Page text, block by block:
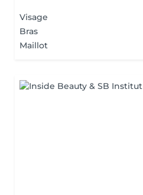
Visage
Bras
Maillot